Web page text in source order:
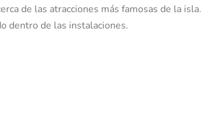
de las atracciones más famosas de la isla.
dentro de las instalaciones.